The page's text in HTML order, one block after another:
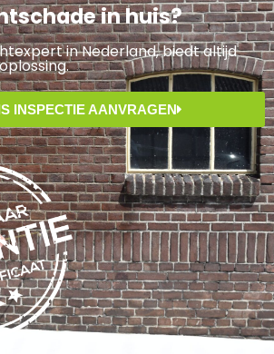
in huis?
in Nederland, biedt altijd
INSPECTIE AANVRAGEN